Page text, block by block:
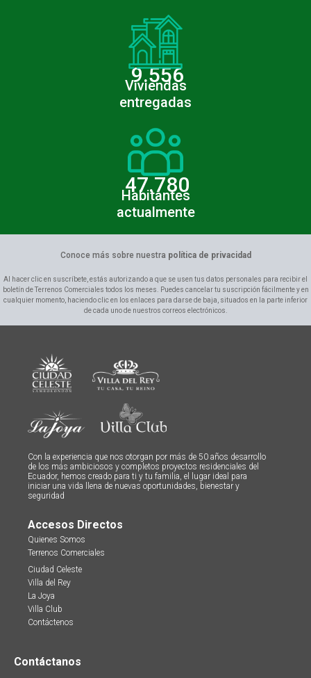
9.556
Viviendas
entregadas
47.780
Habitantes
actualmente
Conoce más sobre nuestra política de privacidad
Al hacer clic en suscríbete, estás autorizando a que se usen tus datos personales para recibir el
boletín de Terrenos Comerciales todos los meses. Puedes cancelar tu suscripción fácilmente y en
cualquier momento, haciendo clic en los enlaces para darse de baja, situados en la parte inferior
de cada uno de nuestros correos electrónicos.
Con la experiencia que nos otorgan por más de 50 años desarrollo
de los más ambiciosos y completos proyectos residenciales del
Ecuador, hemos creado para ti y tu familia, el lugar ideal para
iniciar una vida llena de nuevas oportunidades, bienestar y
seguridad
Accesos Directos
Quienes Somos
Terrenos Comerciales
Ciudad Celeste
Villa del Rey
La Joya
Villa Club
Contáctenos
Contáctanos